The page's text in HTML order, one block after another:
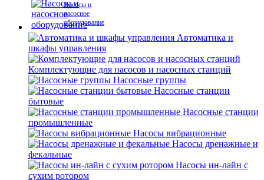
Насосы и
насосное
оборудование
Автоматика и
шкафы управления
Комплектующие для насосов и насосных станций
Насосные группы
Насосные станции
бытовые
Насосные станции
промышленные
Насосы вибрационные
Насосы дренажные и
фекальные
Насосы ин-лайн с
сухим ротором